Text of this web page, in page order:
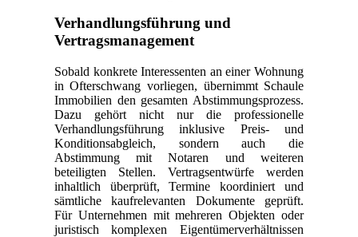
Verhandlungsführung und
Vertragsmanagement
Sobald konkrete Interessenten an einer Wohnung
in Ofterschwang vorliegen, übernimmt Schaule
Immobilien den gesamten Abstimmungsprozess.
Dazu gehört nicht nur die professionelle
Verhandlungsführung inklusive Preis- und
Konditionsabgleich, sondern auch die
Abstimmung mit Notaren und weiteren
beteiligten Stellen. Vertragsentwürfe werden
inhaltlich überprüft, Termine koordiniert und
sämtliche kaufrelevanten Dokumente geprüft.
Für Unternehmen mit mehreren Objekten oder
juristisch komplexen Eigentümerverhältnissen